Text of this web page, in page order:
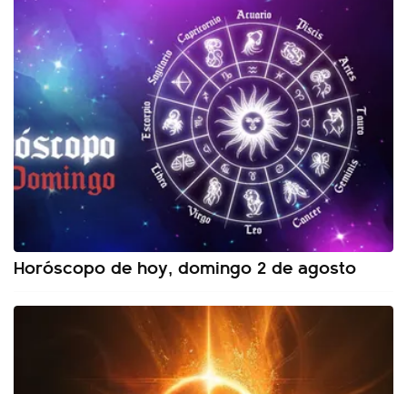
Horóscopo de hoy, domingo 2 de agosto